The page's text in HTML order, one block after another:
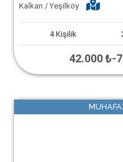
Kalkan / Yeşilköy
4 Kişilik
42.000 ₺-